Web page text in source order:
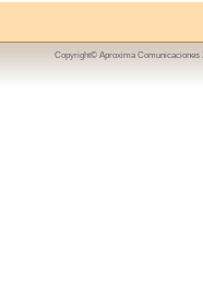
Copyright© Aproxima Comunicaciones